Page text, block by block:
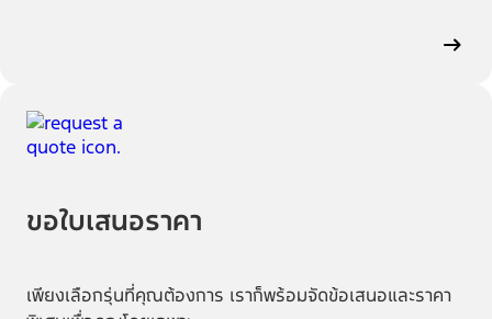
ขอใบเสนอราคา
เพียงเลือกรุ่นที่คุณต้องการ เราก็พร้อมจัดข้อเสนอและราคา